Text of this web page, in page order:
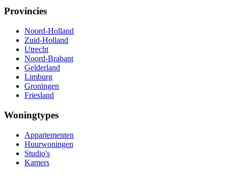
Provincies
Noord-Holland
Zuid-Holland
Utrecht
Noord-Brabant
Gelderland
Limburg
Groningen
Friesland
Woningtypes
Appartementen
Huurwoningen
Studio's
Kamers